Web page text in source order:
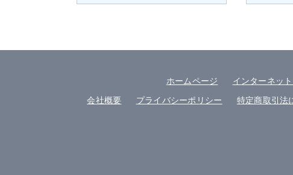
ホームページ インターネッ
会社概要 プライバシーポリシー 特定商取引法